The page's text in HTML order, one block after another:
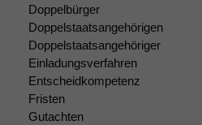
Doppelbürger
Doppelstaatsangehörigen
Doppelstaatsangehöriger
Einladungsverfahren
Entscheidkompetenz
Fristen
Gutachten